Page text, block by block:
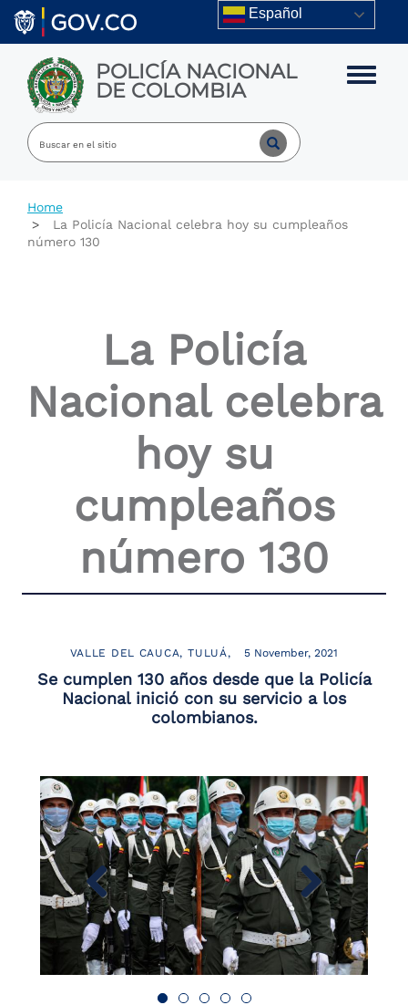
Skip to main content Español
POLICÍA NACIONAL
DE COLOMBIA Toggle
Home
La Policía Nacional celebra hoy su cumpleaños
número 130
La Policía
Nacional celebra
hoy su
cumpleaños
número 130
VALLE DEL CAUCA TULUÁ 5 November, 2021
Se cumplen 130 años desde que la Policía
Nacional inició con su servicio a los
colombianos.